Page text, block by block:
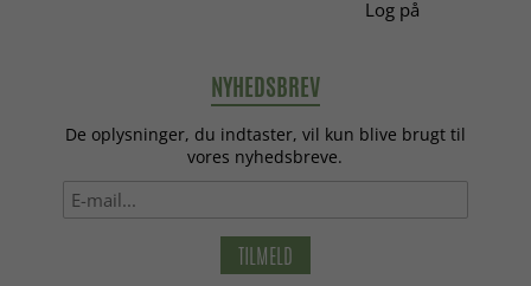
Log på
NYHEDSBREV
De oplysninger, du indtaster, vil kun blive brugt til
vores nyhedsbreve.
TILMELD